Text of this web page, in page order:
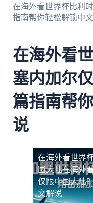
在海外看世界杯比利
指南帮你轻松解锁中
在海外看
塞内加尔
篇指南帮
说
在海外看世界
国大陆在海外
仅限中国大陆
文解说